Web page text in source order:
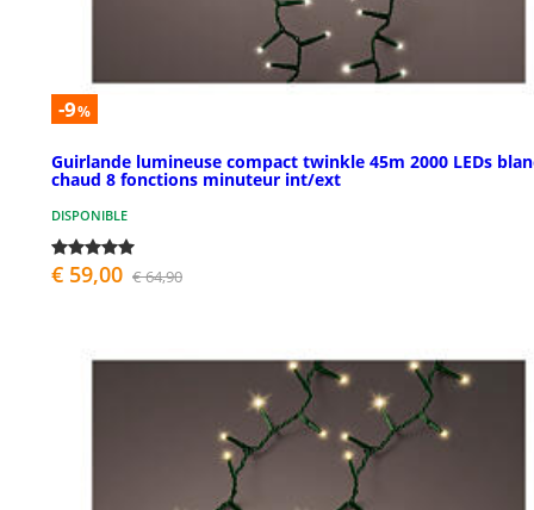
-9%
Guirlande lumineuse compact twinkle 45m 2000 LEDs
chaud 8 fonctions minuteur int/ext
DISPONIBLE
€ 59,00 € 64,90